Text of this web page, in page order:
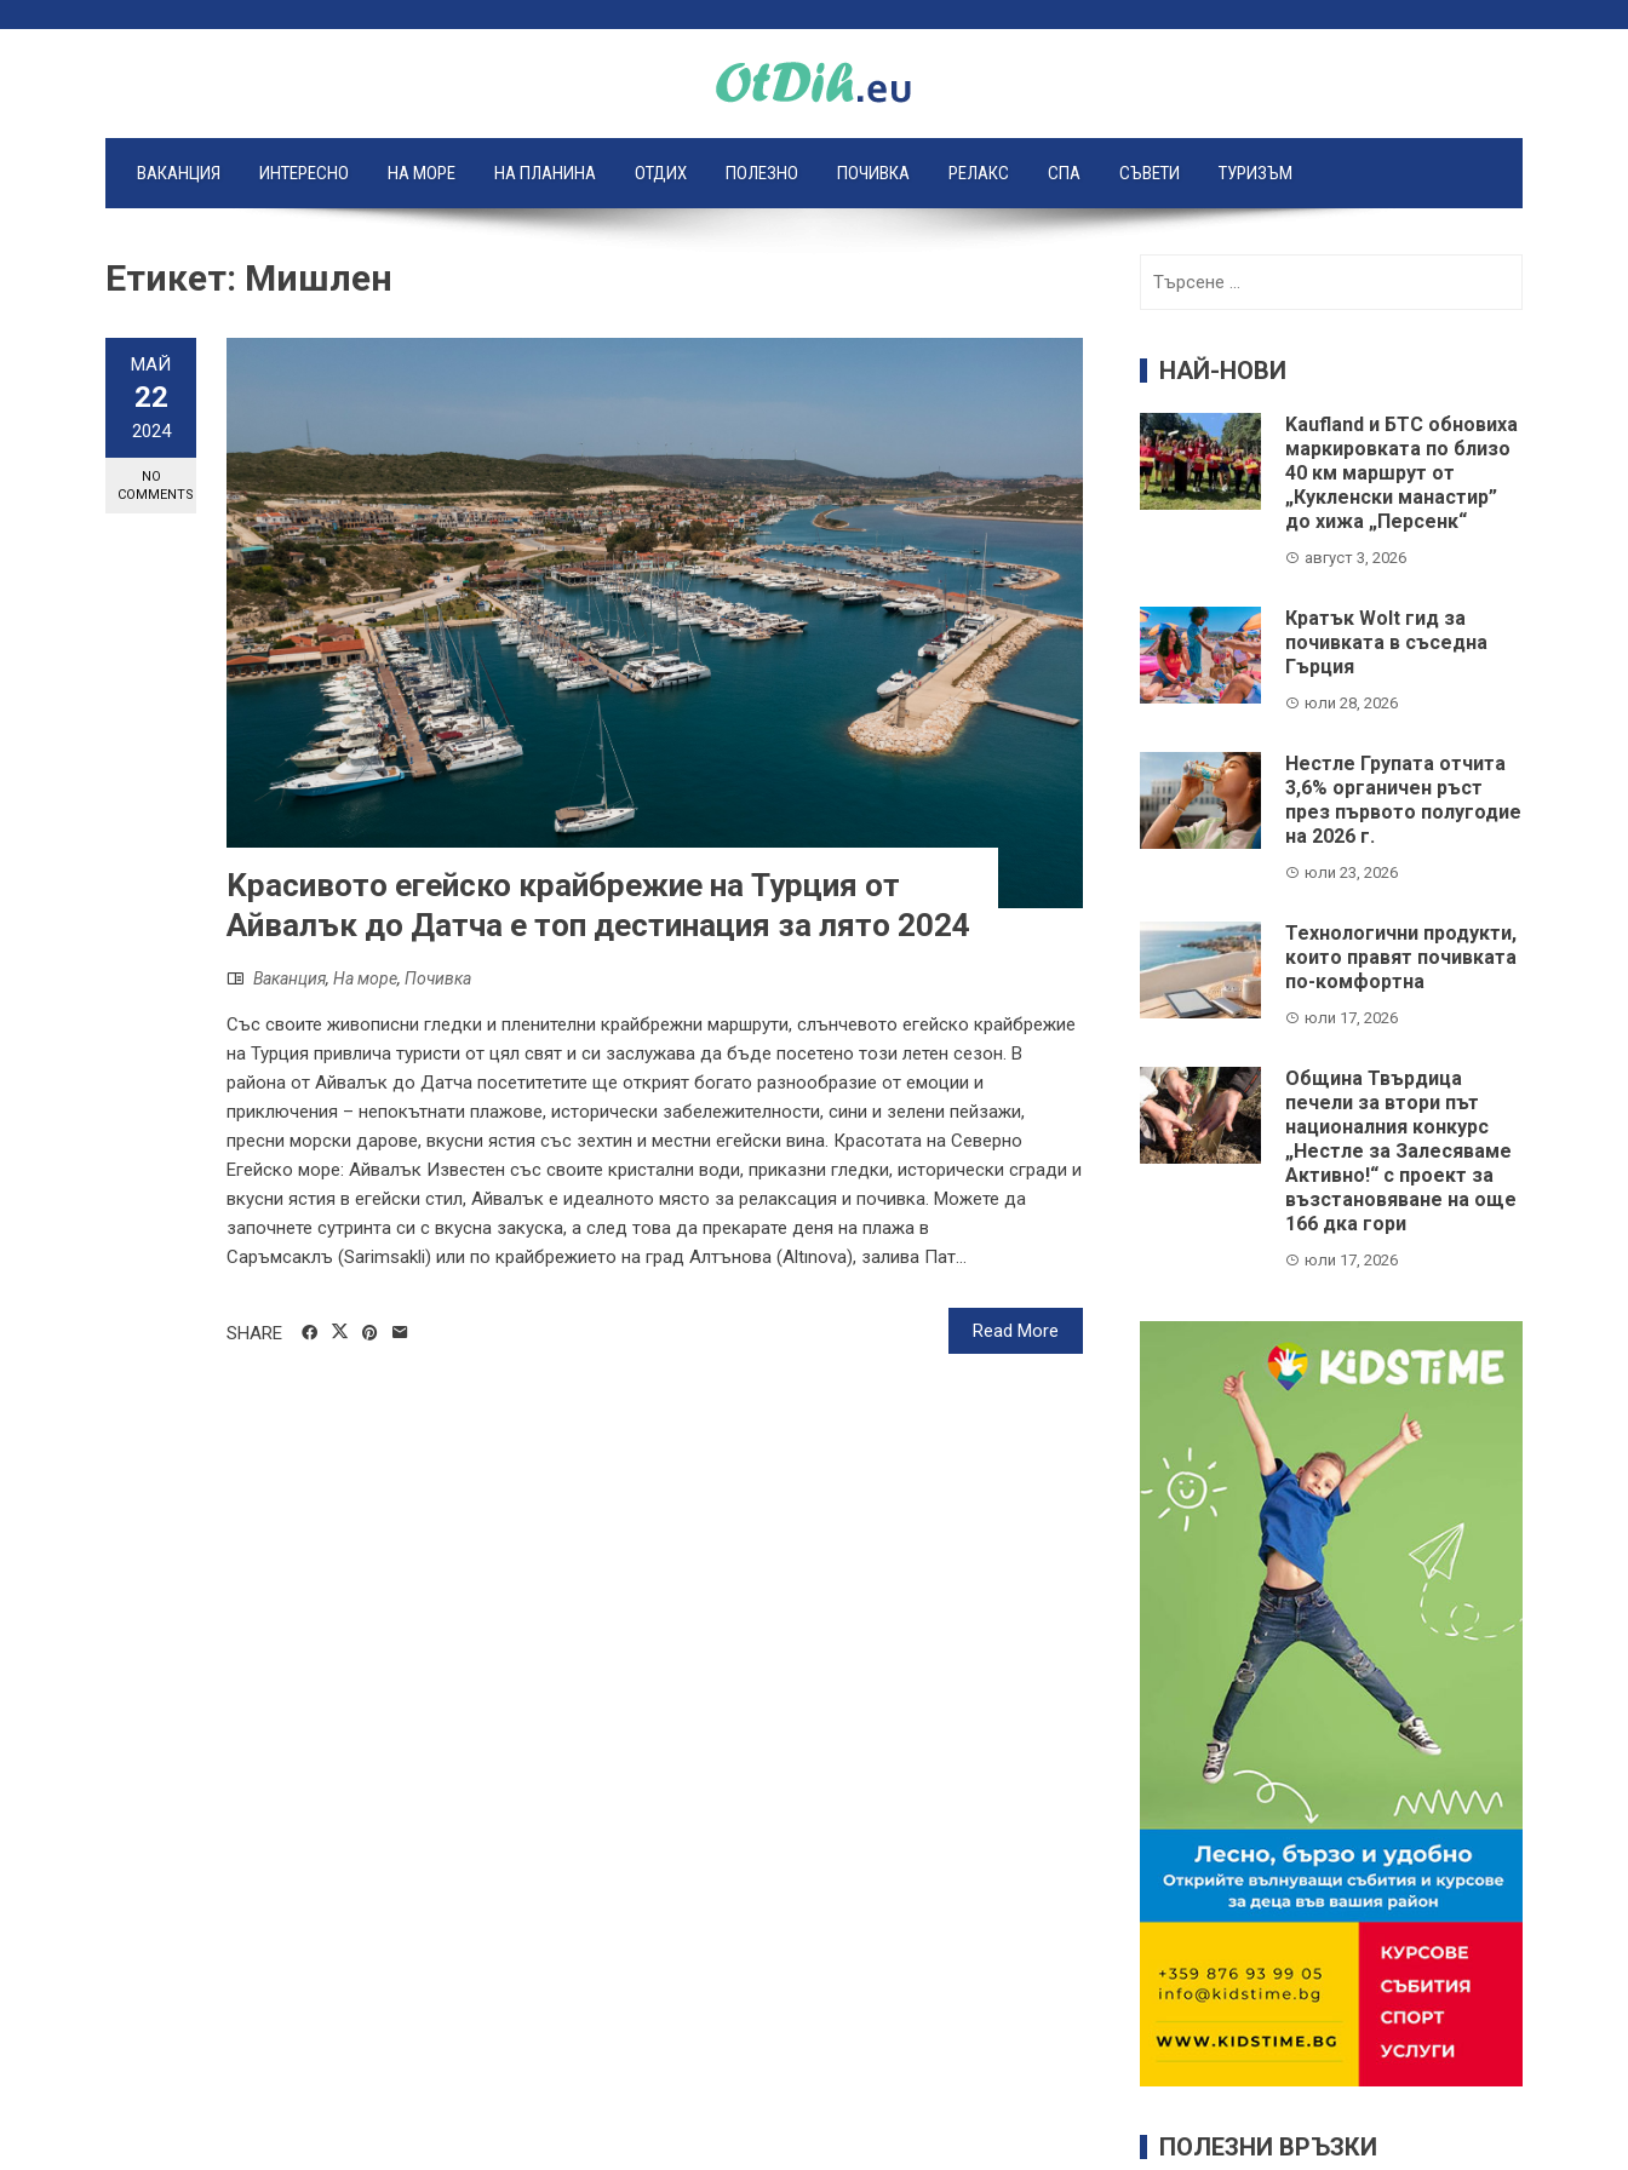
ВАКАНЦИЯ ИНТЕРЕСНО НА МОРЕ НА ПЛАНИНА ОТДИХ ПОЛЕЗНО ПОЧИВКА РЕЛАКС СПА СЪВЕТИ ТУРИЗЪМ
Етикет: Мишлен
МАЙ
22
2024
NO
COMMENTS
Kрасивото егейско крайбрежие на Турция от
Айвалък до Датча е топ дестинация за лято 2024
Ваканция, На море, Почивка
Със своите живописни гледки и пленителни крайбрежни маршрути, слънчевото егейско крайбрежие
на Турция привлича туристи от цял свят и си заслужава да бъде посетено този летен сезон. В
района от Айвалък до Датча посетитетите ще открият богато разнообразие от емоции и
приключения – непокътнати плажове, исторически забележителности, сини и зелени пейзажи,
пресни морски дарове, вкусни ястия със зехтин и местни егейски вина. Красотата на Северно
Егейско море: Айвалък Известен със своите кристални води, приказни гледки, исторически сгради и
вкусни ястия в егейски стил, Айвалък е идеалното място за релаксация и почивка. Можете да
започнете сутринта си с вкусна закуска, а след това да прекарате деня на плажа в
Саръмсаклъ (Sarimsakli) или по крайбрежието на град Алтънова (Altınova), залива Пат...
Read More
SHARE
НАЙ-НОВИ
Kaufland и БТС обновиха
маркировката по близо
40 км маршрут от
„Кукленски манастир”
до хижа „Персенк“
август 3, 2026
Кратък Wolt гид за
почивката в съседна
Гърция
юли 28, 2026
Нестле Групата отчита
3,6% органичен ръст
през първото полугодие
на 2026 г.
юли 23, 2026
Технологични продукти,
които правят почивката
по-комфортна
юли 17, 2026
Община Твърдица
печели за втори път
националния конкурс
„Нестле за Залесяваме
Активно!“ с проект за
възстановяване на още
166 дка гори
юли 17, 2026
ПОЛЕЗНИ ВРЪЗКИ